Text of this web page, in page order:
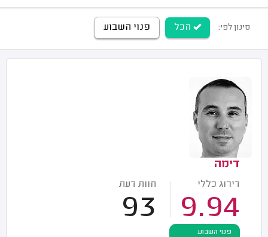
סינון לפי: הכל פנוי השבוע
דימה
דירוג כללי
9.94
חוות דעת
93
פנוי השבוע